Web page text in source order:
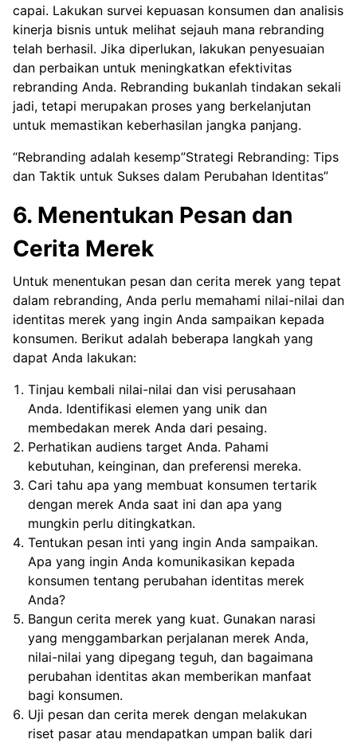
capai. Lakukan survei kepuasan konsumen dan analisis
kinerja bisnis untuk melihat sejauh mana rebranding
telah berhasil. Jika diperlukan, lakukan penyesuaian
dan perbaikan untuk meningkatkan efektivitas
rebranding Anda. Rebranding bukanlah tindakan sekali
jadi, tetapi merupakan proses yang berkelanjutan
untuk memastikan keberhasilan jangka panjang.
“Rebranding adalah kesemp”Strategi Rebranding: Tips
dan Taktik untuk Sukses dalam Perubahan Identitas”
6. Menentukan Pesan dan
Cerita Merek
Untuk menentukan pesan dan cerita merek yang tepat
dalam rebranding, Anda perlu memahami nilai-nilai dan
identitas merek yang ingin Anda sampaikan kepada
konsumen. Berikut adalah beberapa langkah yang
dapat Anda lakukan:
Tinjau kembali nilai-nilai dan visi perusahaan
Anda. Identifikasi elemen yang unik dan
membedakan merek Anda dari pesaing.
Perhatikan audiens target Anda. Pahami
kebutuhan, keinginan, dan preferensi mereka.
Cari tahu apa yang membuat konsumen tertarik
dengan merek Anda saat ini dan apa yang
mungkin perlu ditingkatkan.
Tentukan pesan inti yang ingin Anda sampaikan.
Apa yang ingin Anda komunikasikan kepada
konsumen tentang perubahan identitas merek
Anda?
Bangun cerita merek yang kuat. Gunakan narasi
yang menggambarkan perjalanan merek Anda,
nilai-nilai yang dipegang teguh, dan bagaimana
perubahan identitas akan memberikan manfaat
bagi konsumen.
Uji pesan dan cerita merek dengan melakukan
riset pasar atau mendapatkan umpan balik dari